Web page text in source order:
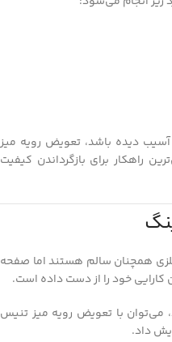
دیده باشد، تعویض رویه میز
راهکار برای بازگرداندن کیفیت
همچنان سالم هستند اما صفحه
کارایی خود را از دست داده است.
می‌توان با تعویض رویه میز تنیس
داد.